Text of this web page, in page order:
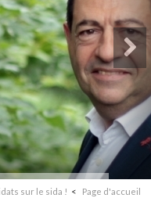
sur le sida ! Page d'accueil